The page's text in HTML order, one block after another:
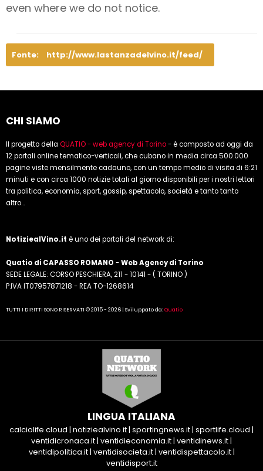
even where we do not notice.
Fonte: http://www.lastanzadelvino.it/feed/
CHI SIAMO
Il progetto della QUATIO - web agency di Torino- è composto ad oggi da
12 portali online tematico-verticali, che cubano in media circa 500.000
pagine viste mensilmente cadauno, con un tempo medio di visita di 6:21
minuti e con circa 1000 notizie totali al giorno disponibili per i nostri lettori
tra politica, economia, sport, gossip, spettacolo, società e tanto tanto
altro...
NotiziealVino.it è uno dei portali del network di:
Quatio di CAPASSO ROMANO -Web Agency di Torino
SEDE LEGALE: CORSO PESCHIERA, 211 - 10141 - ( TORINO )
P.IVA IT07957871218 - REA TO-1268614
TUTTI I DIRITTI SONO RISERVATI © 2015 - 2026 | Sviluppato da:Quatio
LINGUA ITALIANA
calciolife.cloud | notiziealvino.it| sportingnews.it| sportlife.cloud |
ventidicronaca.it| ventidieconomia.it| ventidinews.it|
ventidipolitica.it| ventidisocieta.it| ventidispettacolo.it|
ventidisport.it